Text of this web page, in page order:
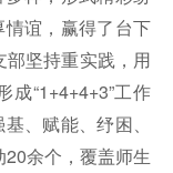
谊，赢得了台下
坚持重实践，用
“1+4+4+3”工作
、赋能、纾困、
余个，覆盖师生